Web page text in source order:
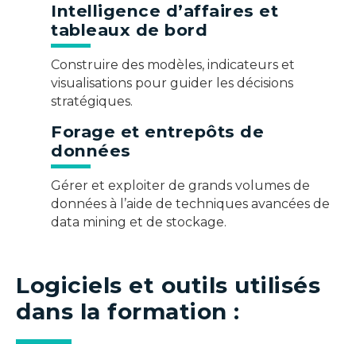
Intelligence d’affaires et
tableaux de bord
Construire des modèles, indicateurs et
visualisations pour guider les décisions
stratégiques.
Forage et entrepôts de
données
Gérer et exploiter de grands volumes de
données à l’aide de techniques avancées de
data mining et de stockage.
Logiciels et outils utilisés
dans la formation :